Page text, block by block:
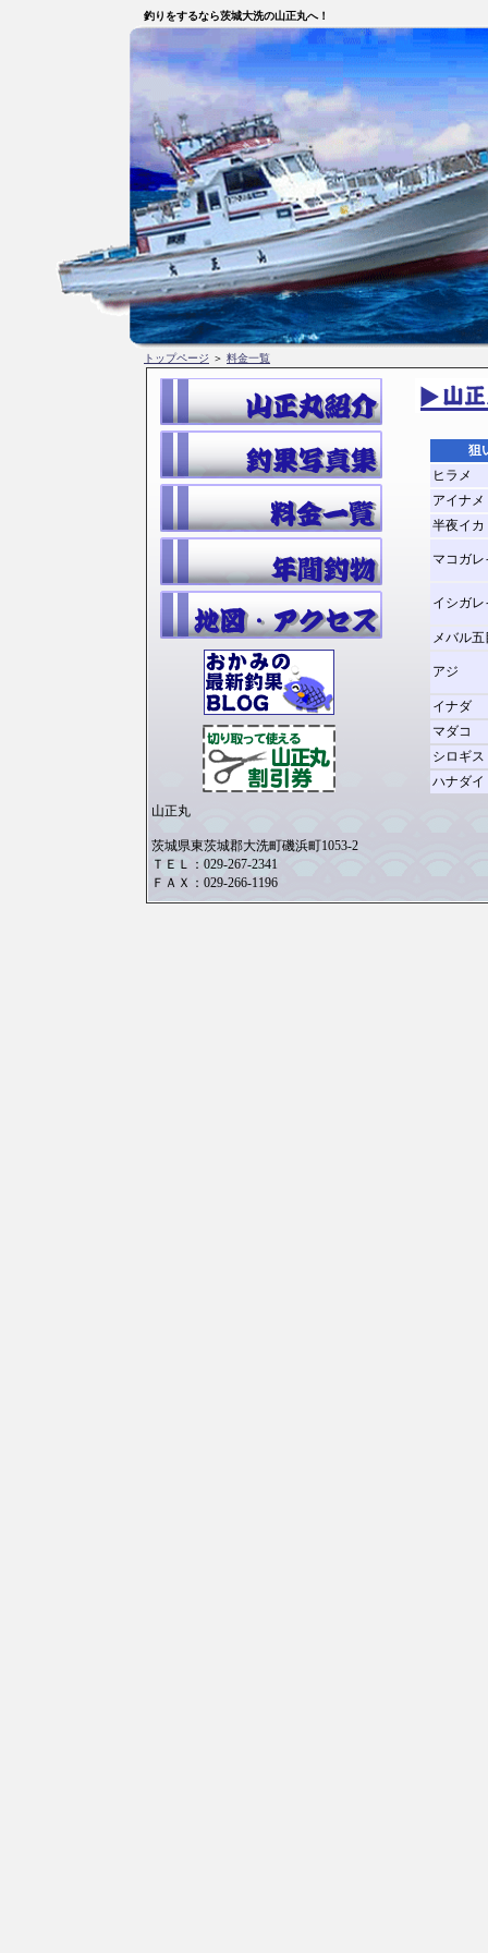
釣りをするなら茨城大洗の山正丸へ！
トップページ ＞ 料金一覧
山正丸
茨城県東茨城郡大洗町磯浜町1053-2
ＴＥＬ：029-267-2341
ＦＡＸ：029-266-1196
狙
ヒラメ
アイナメ
半夜イカ
マコガレ
イシガレ
メバル五
アジ
イナダ
マダコ
シロギス
ハナダイ